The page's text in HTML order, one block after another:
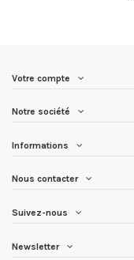
Votre compte
Notre société
Informations
Nous contacter
Suivez-nous
Newsletter